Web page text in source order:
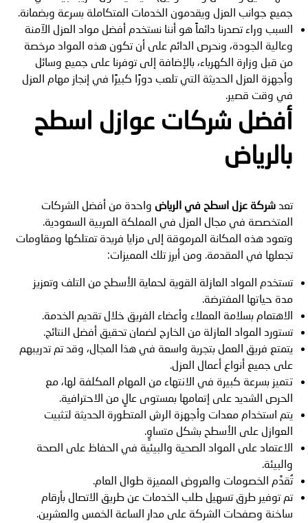
جميع جوانب العزل ويقدمون الخدمات المتكاملة بسرعة وبضمانة.
السبب وراء تصدرنا دائماً هو أننا نستخدم أفضل مواد العزل الآمنة
وعالية الجودة، ونحرص الدائم على أن تكون هذه المواد مرخصة
من قبل وزارة الكهرباء، بالإضافة إلى توفرنا على جميع وسائل
وأجهزة العزل الحديثة التي تلعب دورًا كبيرًا في إنجاز مهام العزل
في وقت قصير.
أفضل شركاتعوازل اسطح
بالرياض
تعدشركة عزل اسطح في الرياض واحدة من أفضل الشركات
المتخصصة في مجال العزل في المملكة العربية السعودية.
وتعود هذه المكانة المرموقة إلى مزايا فريدة تمتلكها ومقاومات
تجعلها في المقدمة. ومن أبرز تلك المميزات:
تستخدم المواد العازلة القوية لحماية الأسطح من التلف وتعزيز
مدة حياتها المفترضة.
الاهتمام بسلامة العملاء وأعضاء الفريق خلال تقديم الخدمة.
تستورد المواد العازلة من الخارج لضمان تحقيق أفضل النتائج.
يتمتع فريق العمل بتجربة واسعة في هذا المجال، وقد تم تدريبهم
على جميع أنواع أعمال العزل.
تتميز بسرعة كبيرة في الانتهاء من المهام المكلفة لها، مع
الحرص الشديد على إتمامها بمستوى عالٍ من الاحترافية.
يتم استخدام معدات وأجهزة الرش المتطورة الحديثة لتثبيت
العوازل على الأسطح بشكل متساوٍ.
الاعتماد على المواد الصحية والبيئية في الحفاظ على الصحة
والبيئة.
تُقدَّم الخصومات والعروض المميزة طوال العام.
تم توفير طرق تسهيل طلب الخدمات عن طريق الاتصال بأرقام
ساخنة وصفحات الشركة على مدار الساعة الخمس والعشرين.